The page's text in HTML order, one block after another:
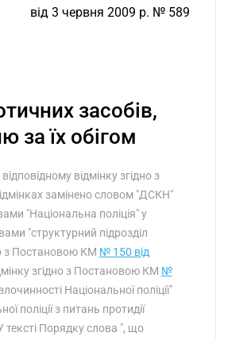
від 3 червня 2009 р. № 589
засобів,
за їх обігом
відмінку згідно з
замінено словом "ДСКН"
"Національна поліція" у
"структурний підрозділ
з Постановою КМ № 150 від
згідно з Постановою КМ №
Національної поліції"
поліції з питань протидії
тексті Порядку слова ", що